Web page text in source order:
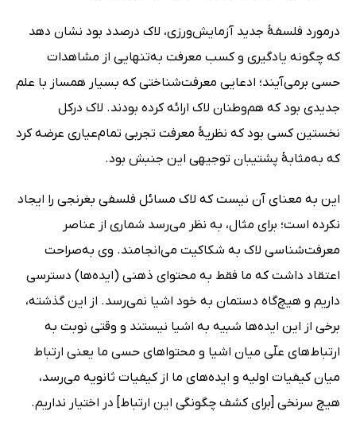
درمورد فلسفۀ جدید آزمایش‌ورزی، لاک درصدد بود نشان دهد
که چگونه یادگیری و کسب معرفت به‌تنهایی از مشاهدات
حسی برمی‌آیند؛ ادعایی معرفت‌شناختی که بسیار همساز با علم
جدیدی بود که هم‌وطنان لاک ارائه کرده بودند. لاک درکل
نخستین کسی بود که نظریۀ معرفت تجربی تمام‌عیاری عرضه کرد
که به‌مثابۀ پشتیبان توجیهی این جنبش بود.
این به ‌معنای آن نیست که لاک مسائل فلسفی بغرنجی را ایجاد
نکرده است؛ برای مثال، به‌ نظر می‌رسد شماری از عناصر
معرفت‌شناسی لاک به شکاکیت می‌انجامند. وی به‌صراحت
اعتقاد داشت که ما فقط به محتوای ذهنی (ایده‌ها) دسترسی
داریم و هیچ‌گاه دستمان به خود اشیا نمی‌رسد. از این گذشته،
برخی از این ایده‌ها شبیه به اشیا نیستند و وقتی نوبت به
ارتباط‌های علّی میان اشیا و محتواهای حسی ما یعنی ارتباط
میان کیفیات اولیه و ایده‌های ما از کیفیات ثانویه می‌رسد،
هیچ سرنخی [برای کشف چگونگی این ارتباط] در اختیار نداریم.